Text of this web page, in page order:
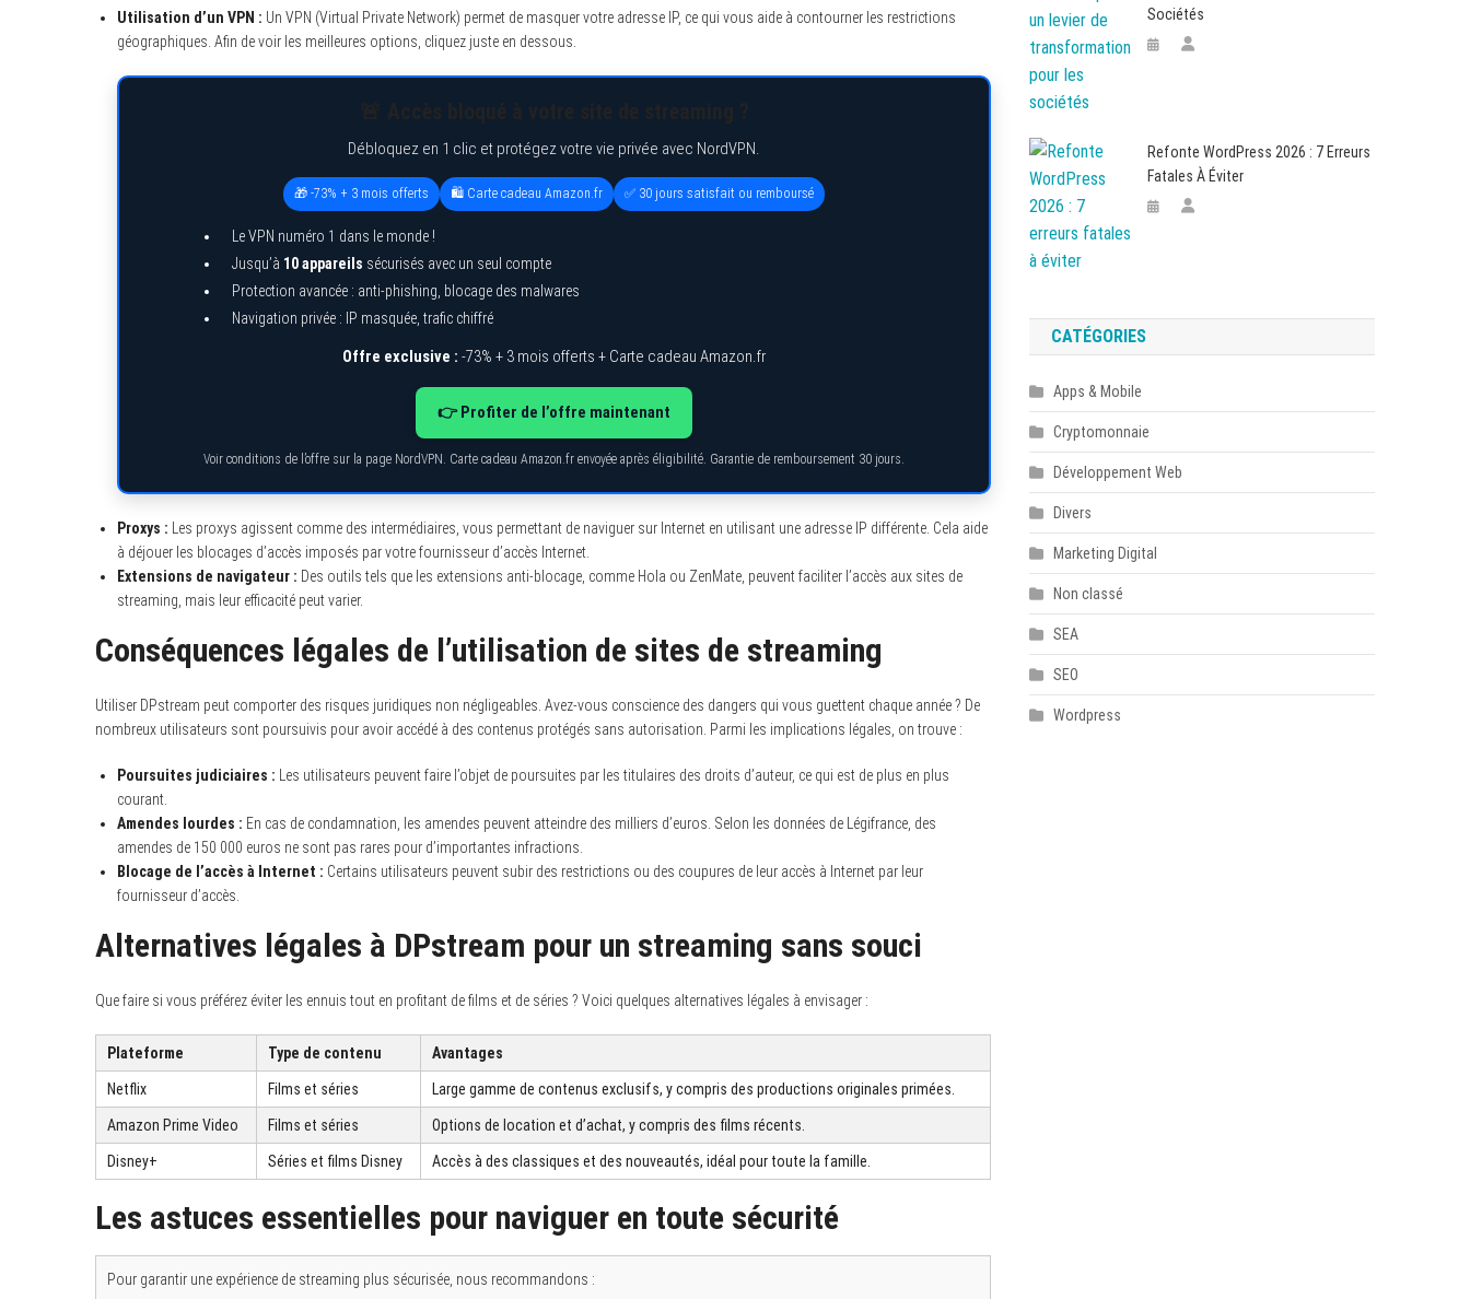
Utilisation d’un VPN : Un VPN (Virtual Private Network) permet de masquer votre adresse IP, ce qui vous aide à contourner les restrictions
géographiques. Afin de voir les meilleures options, cliquez juste en dessous.
Débloquez en 1 clic et protégez votre vie privée avec NordVPN.
🎁 -73% + 3 mois offerts 🛍️ Carte cadeau Amazon.fr ✅ 30 jours satisfait ou remboursé
Le VPN numéro 1 dans le monde !
Jusqu’à 10 appareils sécurisés avec un seul compte
Protection avancée : anti-phishing, blocage des malwares
Navigation privée : IP masquée, trafic chiffré
Offre exclusive : -73% + 3 mois offerts + Carte cadeau Amazon.fr
👉 Profiter de l’offre maintenant
Voir conditions de l’offre sur la page NordVPN. Carte cadeau Amazon.fr envoyée après éligibilité. Garantie de remboursement 30 jours.
Proxys : Les proxys agissent comme des intermédiaires, vous permettant de naviguer sur Internet en utilisant une adresse IP différente. Cela aide
à déjouer les blocages d’accès imposés par votre fournisseur d’accès Internet.
Extensions de navigateur : Des outils tels que les extensions anti-blocage, comme Hola ou ZenMate, peuvent faciliter l’accès aux sites de
streaming, mais leur efficacité peut varier.
Conséquences légales de l’utilisation de sites de streaming
Utiliser DPstream peut comporter des risques juridiques non négligeables. Avez-vous conscience des dangers qui vous guettent chaque année ? De
nombreux utilisateurs sont poursuivis pour avoir accédé à des contenus protégés sans autorisation. Parmi les implications légales, on trouve :
Poursuites judiciaires : Les utilisateurs peuvent faire l’objet de poursuites par les titulaires des droits d’auteur, ce qui est de plus en plus
courant.
Amendes lourdes : En cas de condamnation, les amendes peuvent atteindre des milliers d’euros. Selon les données de Légifrance, des
amendes de 150 000 euros ne sont pas rares pour d’importantes infractions.
Blocage de l’accès à Internet : Certains utilisateurs peuvent subir des restrictions ou des coupures de leur accès à Internet par leur
fournisseur d’accès.
Alternatives légales à DPstream pour un streaming sans souci
Que faire si vous préférez éviter les ennuis tout en profitant de films et de séries ? Voici quelques alternatives légales à envisager :
Plateforme Type de contenu Avantages
Netflix Films et séries Large gamme de contenus exclusifs, y compris des productions originales primées.
Amazon Prime Video Films et séries Options de location et d’achat, y compris des films récents.
Disney+ Séries et films Disney Accès à des classiques et des nouveautés, idéal pour toute la famille.
Les astuces essentielles pour naviguer en toute sécurité
Pour garantir une expérience de streaming plus sécurisée, nous recommandons :
Sociétés
Refonte WordPress 2026 : 7 Erreurs
Fatales À Éviter
CATÉGORIES
Apps & Mobile
Cryptomonnaie
Développement Web
Divers
Marketing Digital
Non classé
SEA
SEO
Wordpress